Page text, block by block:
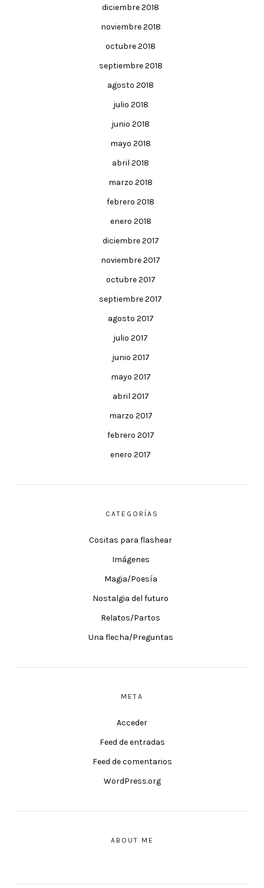
diciembre 2018
noviembre 2018
octubre 2018
septiembre 2018
agosto 2018
julio 2018
junio 2018
mayo 2018
abril 2018
marzo 2018
febrero 2018
enero 2018
diciembre 2017
noviembre 2017
octubre 2017
septiembre 2017
agosto 2017
julio 2017
junio 2017
mayo 2017
abril 2017
marzo 2017
febrero 2017
enero 2017
CATEGORÍAS
Cositas para flashear
Imágenes
Magia/Poesía
Nostalgia del futuro
Relatos/Partos
Una flecha/Preguntas
META
Acceder
Feed de entradas
Feed de comentarios
WordPress.org
ABOUT ME